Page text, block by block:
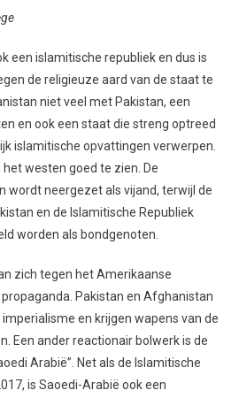
een islamitische republiek en dus is
de religieuze aard van de staat te
niet veel met Pakistan, een
en ook een staat die streng optreed
islamitische opvattingen verwerpen.
het westen goed te zien. De
wordt neergezet als vijand, terwijl de
en de Islamitische Republiek
worden als bondgenoten.
zich tegen het Amerikaanse
Pakistan en Afghanistan
en krijgen wapens van de
Een ander reactionair bolwerk is de
Arabië”. Net als de Islamitische
is Saoedi-Arabië ook een